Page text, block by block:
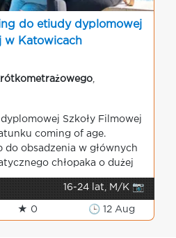
do etiudy dyplomowej
w Katowicach
Szkoły Filmowej
coming of age.
do obsadzenia w głównych
chłopaka o dużej
16-24 lat, M/K 📷
★ 0 🕒 12 Aug